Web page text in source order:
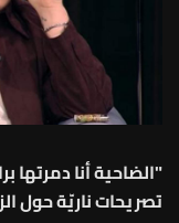
"الضاحية أنا
تصريحات ناريّة حول